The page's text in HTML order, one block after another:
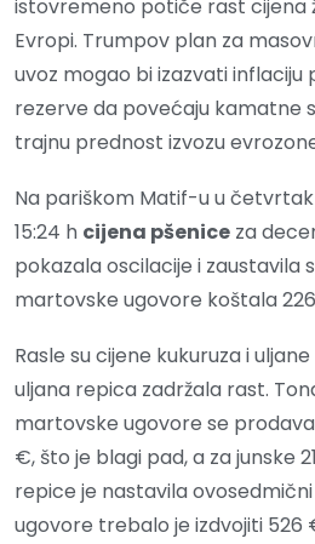
istovremeno potiče rast cijena
Evropi. Trumpov plan za
uvoz mogao bi izazvati inflaciju
rezerve da povećaju kamatne
trajnu prednost izvozu
Na pariškom Matif-u u četvrtak
15:24 h cijena pšenice za
pokazala oscilacije i zaustavila
martovske ugovore koštala
Rasle su cijene kukuruza i
uljana repica zadržala rast.
martovske ugovore se
€, što je blagi pad, a za junske
repice je nastavila
ugovore trebalo je izdvojiti 526